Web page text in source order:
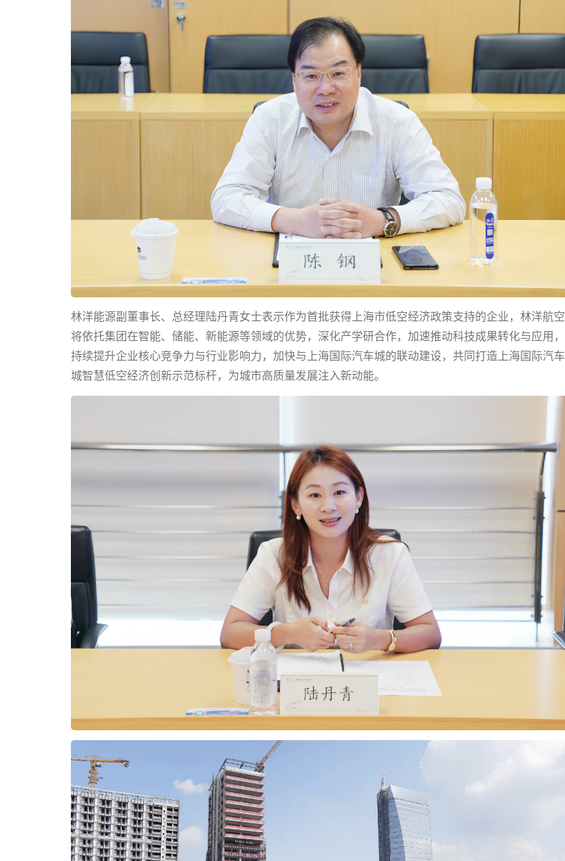
林洋能源副董事长、总经理陆丹青女士表示作为首批获得上海市低空经济政策支持的企业，林洋航空
将依托集团在智能、储能、新能源等领域的优势，深化产学研合作，加速推动科技成果转化与应用，
持续提升企业核心竞争力与行业影响力，加快与上海国际汽车城的联动建设，共同打造上海国际汽车
城智慧低空经济创新示范标杆，为城市高质量发展注入新动能。